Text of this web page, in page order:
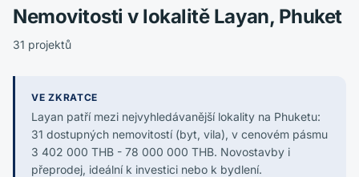
Nemovitosti v lokalitě Layan, Phuket
31 projektů
VE ZKRATCE
Layan patří mezi nejvyhledávanější lokality na Phuketu:
31 dostupných nemovitostí (byt, vila), v cenovém pásmu
3 402 000 THB - 78 000 000 THB. Novostavby i
přeprodej, ideální k investici nebo k bydlení.